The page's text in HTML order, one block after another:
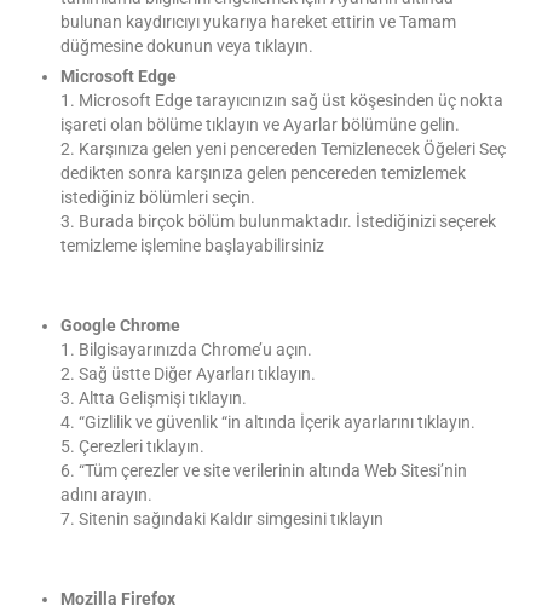
bulunan kaydırıcıyı yukarıya hareket ettirin ve Tamam
düğmesine dokunun veya tıklayın.
Microsoft Edge
1. Microsoft Edge tarayıcınızın sağ üst köşesinden üç nokta
işareti olan bölüme tıklayın ve Ayarlar bölümüne gelin.
2. Karşınıza gelen yeni pencereden Temizlenecek Öğeleri Seç
dedikten sonra karşınıza gelen pencereden temizlemek
istediğiniz bölümleri seçin.
3. Burada birçok bölüm bulunmaktadır. İstediğinizi seçerek
temizleme işlemine başlayabilirsiniz
Google Chrome
1. Bilgisayarınızda Chrome’u açın.
2. Sağ üstte Diğer Ayarları tıklayın.
3. Altta Gelişmişi tıklayın.
4. “Gizlilik ve güvenlik “in altında İçerik ayarlarını tıklayın.
5. Çerezleri tıklayın.
6. “Tüm çerezler ve site verilerinin altında Web Sitesi’nin
adını arayın.
7. Sitenin sağındaki Kaldır simgesini tıklayın
Mozilla Firefox